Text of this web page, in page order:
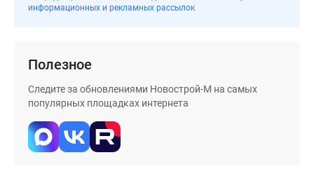
Коттеджные
Новой
Москве
Готовые
информационных и рекламных рассылок
Полезное
Следите за обновлениями Новострой-М на самых
популярных площадках интернета